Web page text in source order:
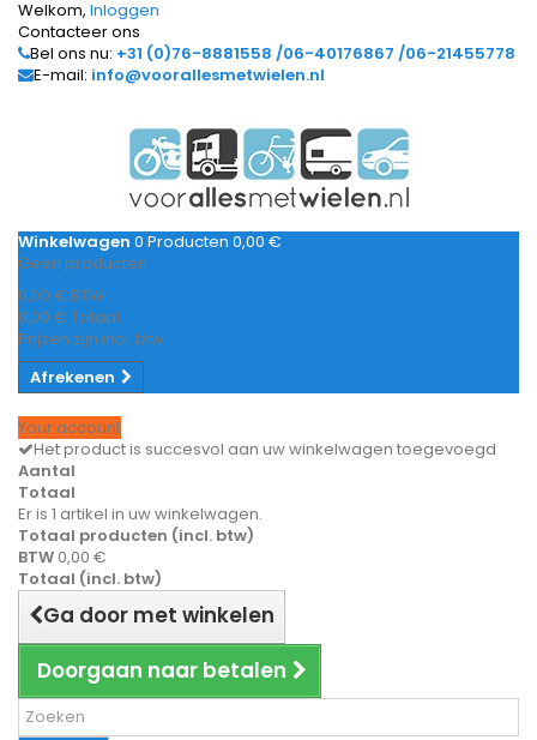
Welkom, Inloggen
Contacteer ons
Bel ons nu: +31 (0)76-8881558 /06-40176867 /06-21455778
E-mail: info@voorallesmetwielen.nl
Winkelwagen 0 Producten 0,00 €
Geen producten
0,00 € BTW
0,00 € Totaal
Prijzen zijn incl. btw
Afrekenen
Your account
Het product is succesvol aan uw winkelwagen toegevoegd
Aantal
Totaal
Er is 1 artikel in uw winkelwagen.
Totaal producten (incl. btw)
BTW 0,00 €
Totaal (incl. btw)
Ga door met winkelen
Doorgaan naar betalen